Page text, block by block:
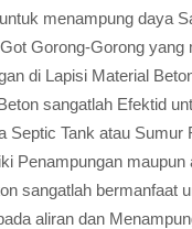
menampung daya
Gorong-Gorong yang
di Lapisi Material
sangatlah Efektid
Septic Tank atau Sumur
Penampungan maupun
sangatlah bermanfaat
aliran dan